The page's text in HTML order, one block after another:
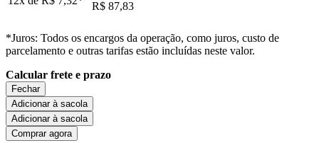
R$ 87,83
*Juros: Todos os encargos da operação, como juros, custo de
parcelamento e outras tarifas estão incluídas neste valor.
Calcular frete e prazo
Fechar
Adicionar à sacola
Adicionar à sacola
Comprar agora